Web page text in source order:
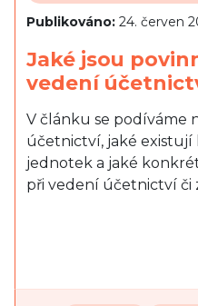
Publikováno: 24. červen
Jaké jsou
vedení
V článku se podíváme
účetnictví, jaké
jednotek a jaké
při vedení účetnictví či